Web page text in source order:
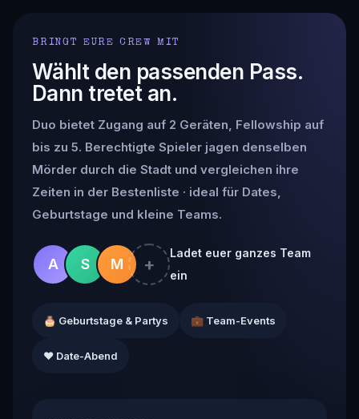
BRINGT EURE CREW MIT
Wählt den passenden Pass.
Dann tretet an.
Duo bietet Zugang auf 2 Geräten, Fellowship auf
bis zu 5. Berechtigte Spieler jagen denselben
Mörder durch die Stadt und vergleichen ihre
Zeiten in der Bestenliste · ideal für Dates,
Geburtstage und kleine Teams.
A S M +
Ladet euer ganzes Team
ein
🎂 Geburtstage & Partys 💼 Team-Events
❤️ Date-Abend